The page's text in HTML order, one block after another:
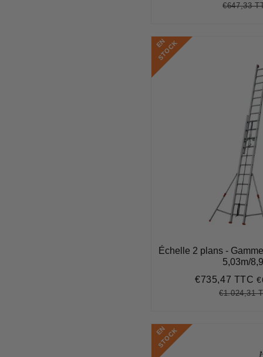
Prix
€647,33
E
N
S
T
O
C
K
Échelle 2 plans -
5,03m/
Prix
€735,47 TTC
Prix
€1.024,31
E
N
S
T
O
C
K